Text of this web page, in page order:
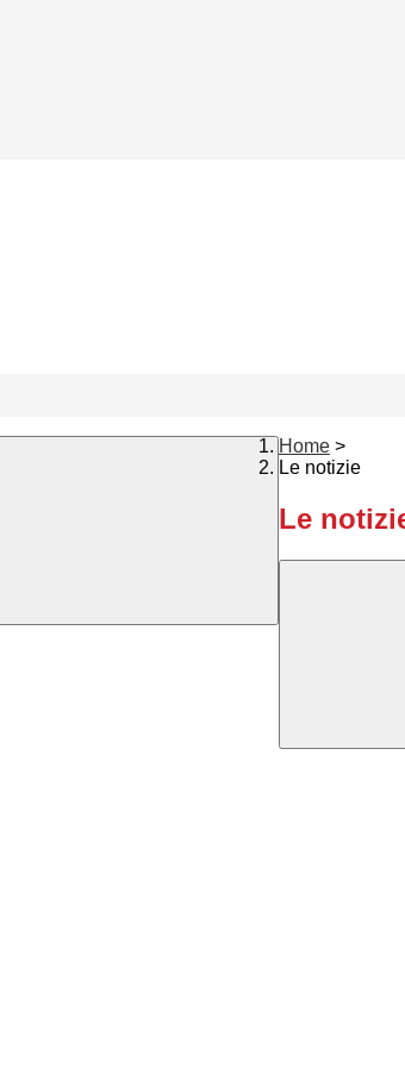
Home >
Le notizie
Le